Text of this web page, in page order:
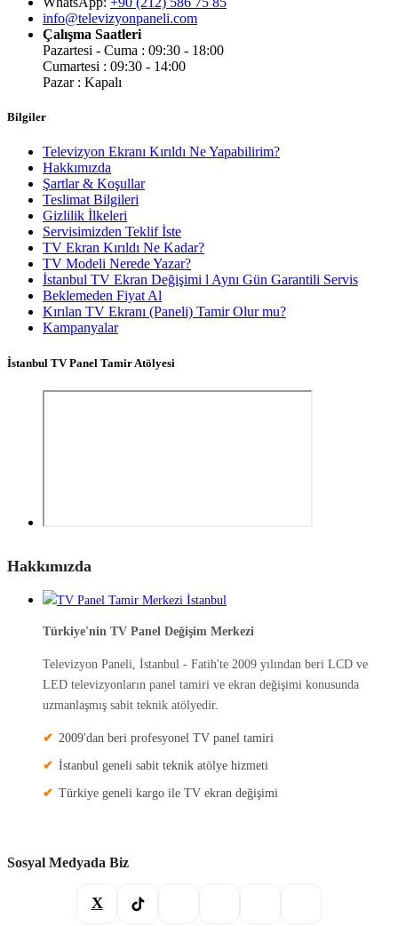
info@televizyonpaneli.com
Çalışma Saatleri
Pazartesi - Cuma : 09:30 - 18:00
Cumartesi : 09:30 - 14:00
Pazar : Kapalı
Bilgiler
Televizyon Ekranı Kırıldı Ne Yapabilirim?
Hakkımızda
Şartlar & Koşullar
Teslimat Bilgileri
Gizlilik İlkeleri
Servisimizden Teklif İste
TV Ekran Kırıldı Ne Kadar?
TV Modeli Nerede Yazar?
İstanbul TV Ekran Değişimi l Aynı Gün Garantili Servis
Beklemeden Fiyat Al
Kırılan TV Ekranı (Paneli) Tamir Olur mu?
Kampanyalar
İstanbul TV Panel Tamir Atölyesi
Hakkımızda
Türkiye'nin TV Panel Değişim Merkezi
Televizyon Paneli, İstanbul - Fatih'te 2009 yılından beri LCD ve
LED televizyonların panel tamiri ve ekran değişimi konusunda
uzmanlaşmış sabit teknik atölyedir.
2009'dan beri profesyonel TV panel tamiri
İstanbul geneli sabit teknik atölye hizmeti
Türkiye geneli kargo ile TV ekran değişimi
Sosyal Medyada Biz
X